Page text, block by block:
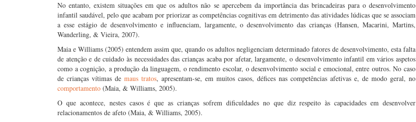
No entanto, existem situações em que os adultos não se apercebem da importância das brincadeiras para o desenvolvimento
infantil saudável, pelo que acabam por priorizar as competências cognitivas em detrimento das atividades lúdicas que se associam
a esse estágio de desenvolvimento e influenciam, largamente, o desenvolvimento das crianças (Hansen, Macarini, Martins,
Wanderling, & Vieira, 2007).
Maia e Williams (2005) entendem assim que, quando os adultos negligenciam determinado fatores de desenvolvimento, esta falta
de atenção e de cuidado às necessidades das crianças acaba por afetar, largamente, o desenvolvimento infantil em vários aspetos
como a cognição, a produção da linguagem, o rendimento escolar, o desenvolvimento social e emocional, entre outros. No caso
de crianças vítimas de maus tratos, apresentam-se, em muitos casos, défices nas competências afetivas e, de modo geral, no
comportamento (Maia, & Williams, 2005).
O que acontece, nestes casos é que as crianças sofrem dificuldades no que diz respeito às capacidades em desenvolver
relacionamentos de afeto (Maia, & Williams, 2005).